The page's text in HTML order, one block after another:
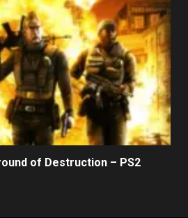
of Destruction – PS2